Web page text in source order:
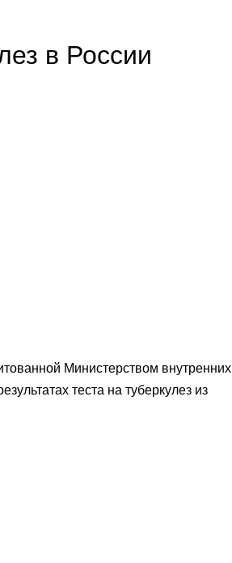
в России
Министерством внутренних
теста на туберкулез из